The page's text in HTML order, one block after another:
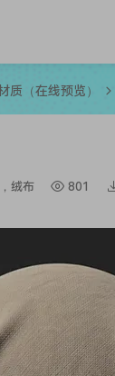
质（在线预览）
绒布 801